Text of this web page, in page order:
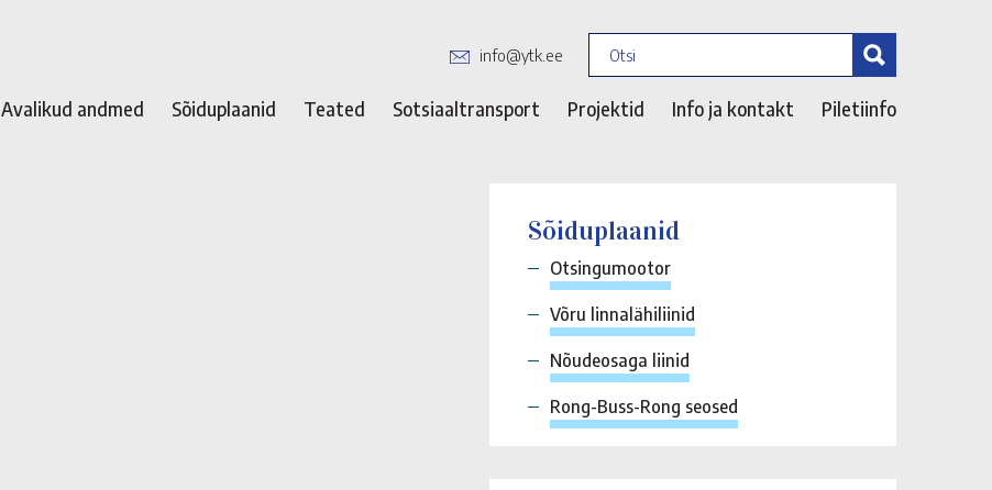
info@ytk.ee
Avalikud andmed Sõiduplaanid Teated Sotsiaaltransport Projektid Info ja kontakt Piletiinfo
Sõiduplaanid
Otsingumootor
Võru linnalähiliinid
Nõudeosaga liinid
Rong-Buss-Rong seosed